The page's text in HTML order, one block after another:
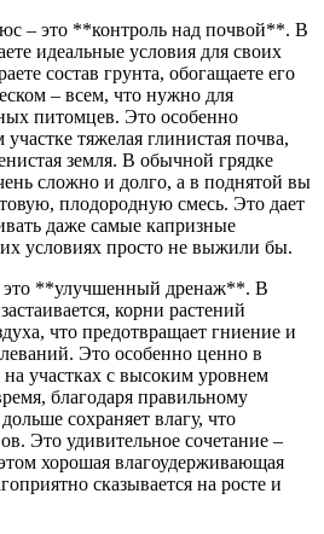
– это **контроль над почвой**. В
идеальные условия для своих
состав грунта, обогащаете его
– всем, что нужно для
питомцев. Это особенно
тяжелая глинистая почва,
земля. В обычной грядке
сложно и долго, а в поднятой вы
плодородную смесь. Это дает
даже самые капризные
условиях просто не выжили бы.
**улучшенный дренаж**. В
корни растений
что предотвращает гниение и
Это особенно ценно в
участках с высоким уровнем
благодаря правильному
сохраняет влагу, что
Это удивительное сочетание –
хорошая влагоудерживающая
сказывается на росте и